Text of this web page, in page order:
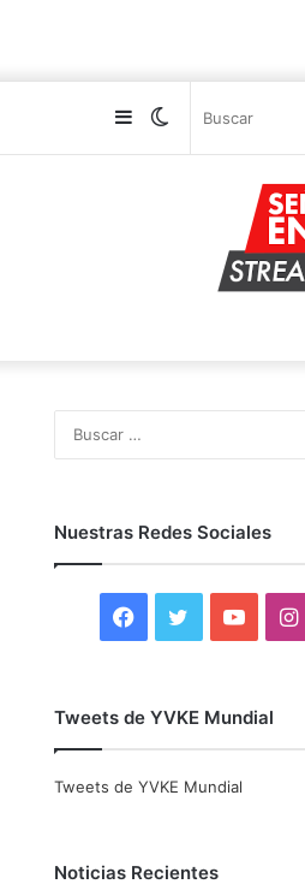
Switch
Sidebar
Nuestras Redes Sociales
F
c
i
Y
u
I
Tweets de YVKE Mundial
Tweets de YVKE Mundial
Noticias Recientes